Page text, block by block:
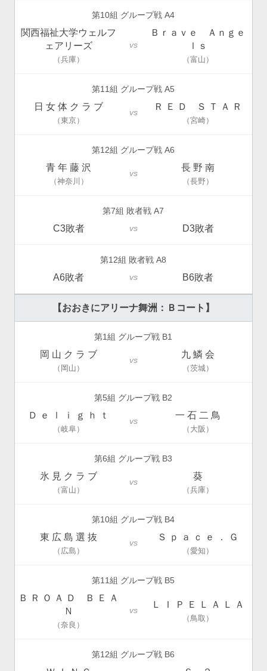
第10組 グループ戦 A4
関西福祉大学ウェルフ
ェアリーズ
（兵庫）
vs
Ｂｒａｖｅ Ａｎｇｅ
ｌｓ
（富山）
第11組 グループ戦 A5
日 女 体 ク ラ ブ
（東京）
vs
Ｒ Ｅ Ｄ Ｓ Ｔ Ａ Ｒ
（宮崎）
第12組 グループ戦 A6
青 年 藤 沢
（神奈川）
vs
長 野 南
（長野）
第7組 敗者戦 A7
C3敗者 vs D3敗者
第12組 敗者戦 A8
A6敗者 vs B6敗者
【おおきにアリーナ舞洲：Ｂコート】
第1組 グループ戦 B1
岡 山 ク ラ ブ
（岡山）
vs
九 鱗 会
（茨城）
第5組 グループ戦 B2
Ｄ ｅ ｌ ｉ ｇ ｈ ｔ
（岐阜）
vs
一 石 二 鳥
（大阪）
第6組 グループ戦 B3
氷 見 ク ラ ブ
（富山）
vs
葵
（兵庫）
第10組 グループ戦 B4
東 広 島 選 抜
（広島）
vs
Ｓ ｐ ａ ｃ ｅ ． Ｇ
（愛知）
第11組 グループ戦 B5
Ｂ Ｒ Ｏ Ａ Ｄ Ｂ Ｅ Ａ
Ｎ
（奈良）
vs
Ｌ Ｉ Ｐ Ｅ Ｌ Ａ Ｌ Ａ
（鳥取）
第12組 グループ戦 B6